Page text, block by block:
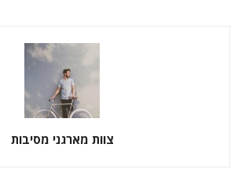
צוות מארגני מסיבות